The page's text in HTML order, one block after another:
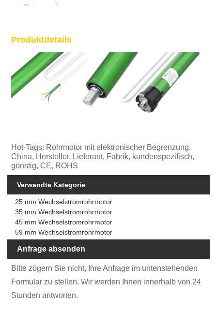
Produktdetails
Hot-Tags: Rohrmotor mit elektronischer Begrenzung,
China, Hersteller, Lieferant, Fabrik, kundenspezifisch,
günstig, CE, ROHS
Verwandte Kategorie
25 mm Wechselstromrohrmotor
35 mm Wechselstromrohrmotor
45 mm Wechselstromrohrmotor
59 mm Wechselstromrohrmotor
Anfrage absenden
Bitte zögern Sie nicht, Ihre Anfrage im untenstehenden
Formular zu stellen. Wir werden Ihnen innerhalb von 24
Stunden antworten.